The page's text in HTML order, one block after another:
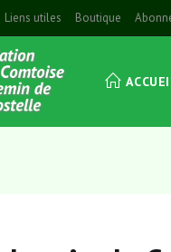
Liens utiles Boutique